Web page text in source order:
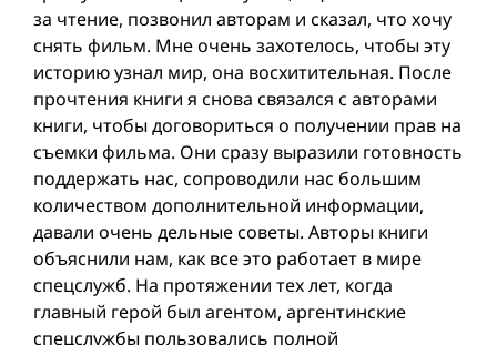
за чтение, позвонил авторам и сказал, что хочу
снять фильм. Мне очень захотелось, чтобы эту
историю узнал мир, она восхитительная. После
прочтения книги я снова связался с авторами
книги, чтобы договориться о получении прав на
съемки фильма. Они сразу выразили готовность
поддержать нас, сопроводили нас большим
количеством дополнительной информации,
давали очень дельные советы. Авторы книги
объяснили нам, как все это работает в мире
спецслужб. На протяжении тех лет, когда
главный герой был агентом, аргентинские
спецслужбы пользовались полной